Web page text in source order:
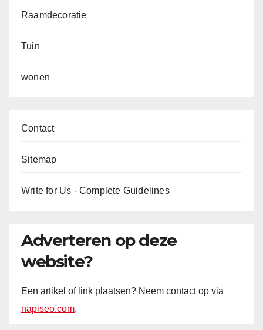
Raamdecoratie
Tuin
wonen
Contact
Sitemap
Write for Us - Complete Guidelines
Adverteren op deze
website?
Een artikel of link plaatsen? Neem contact op via
napiseo.com.